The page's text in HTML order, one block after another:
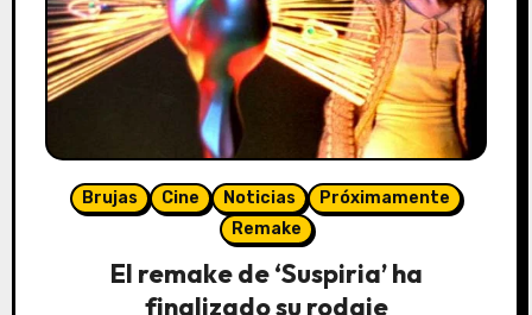
Brujas Cine Noticias
Próximamente
Remake
El remake de ‘Suspiria’ ha
finalizado su rodaje